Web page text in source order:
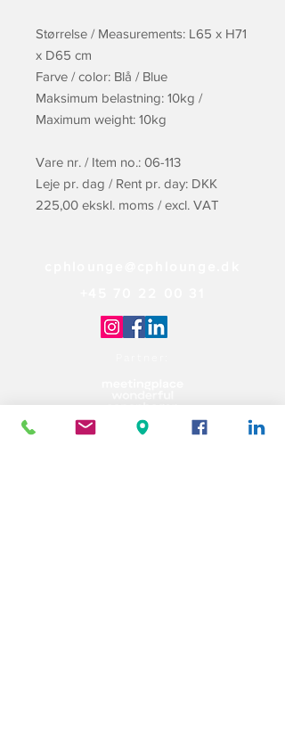
Størrelse / Measurements: L65 x H71
x D65 cm
Farve / color: Blå / Blue
Maksimum belastning: 10kg /
Maximum weight: 10kg
Vare nr. / Item no.: 06-113
Leje pr. dag / Rent pr. day: DKK
225,00 ekskl. moms / excl. VAT